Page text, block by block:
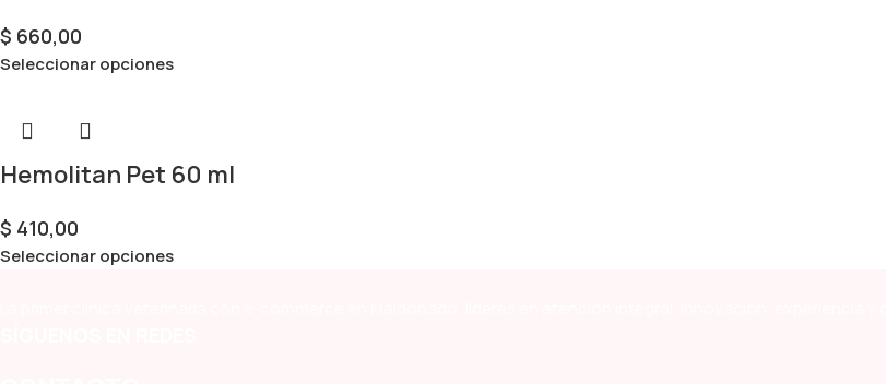
$ 660,00
Seleccionar opciones
Hemolitan Pet 60 ml
$ 410,00
Seleccionar opciones